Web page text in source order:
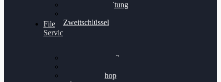
Felgenaufbereitung
Zweitschlüssel
File
Service
Alientech Kess3
Alientech Shop